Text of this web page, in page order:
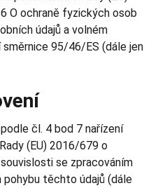
O ochraně fyzických osob
údajů a volném
95/46/ES (dále jen
čl. 4 bod 7 nařízení
(EU) 2016/679 o
se zpracováním
pohybu těchto údajů (dále